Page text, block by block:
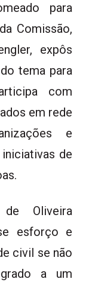
para
Comissão,
expôs
tema para
com
em rede
e
de
Oliveira
esforço e
civil se não
a um